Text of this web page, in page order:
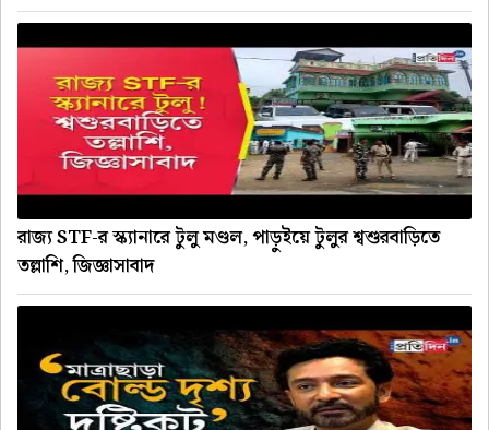
রাজ্য STF-র স্ক্যানারে টুলু মণ্ডল, পাড়ুইয়ে টুলুর শ্বশুরবাড়িতে
তল্লাশি, জিজ্ঞাসাবাদ